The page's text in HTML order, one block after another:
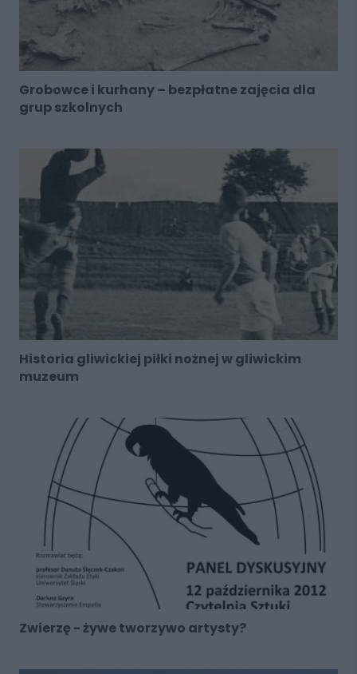
Grobowce i kurhany – bezpłatne zajęcia dla
grup szkolnych
Historia gliwickiej piłki nożnej w gliwickim
muzeum
Zwierzę - żywe tworzywo artysty?